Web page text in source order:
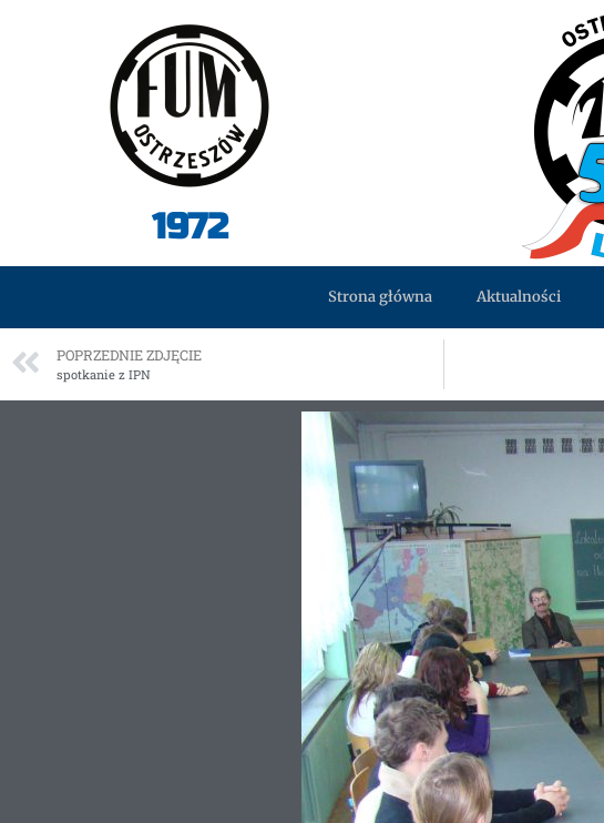
1972
Strona główna Aktualności
POPRZEDNIE ZDJĘCIE
spotkanie z IPN